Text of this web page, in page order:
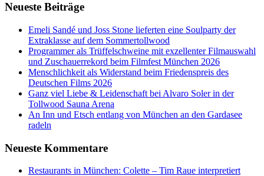
Neueste Beiträge
Emeli Sandé und Joss Stone lieferten eine Soulparty der
Extraklasse auf dem Sommertollwood
Programmer als Trüffelschweine mit exzellenter Filmauswahl
und Zuschauerrekord beim Filmfest München 2026
Menschlichkeit als Widerstand beim Friedenspreis des
Deutschen Films 2026
Ganz viel Liebe & Leidenschaft bei Alvaro Soler in der
Tollwood Sauna Arena
An Inn und Etsch entlang von München an den Gardasee
radeln
Neueste Kommentare
Restaurants in München: Colette – Tim Raue interpretiert